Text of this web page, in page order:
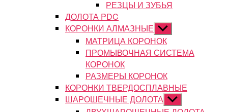
РЕЗЦЫ И ЗУБЬЯ
ДОЛОТА PDC
КОРОНКИ АЛМАЗНЫЕ Показывать
подменю
МАТРИЦА КОРОНОК
ПРОМЫВОЧНАЯ СИСТЕМА
КОРОНОК
РАЗМЕРЫ КОРОНОК
КОРОНКИ ТВЕРДОСПЛАВНЫЕ
ШАРОШЕЧНЫЕ ДОЛОТА Показывать
подменю